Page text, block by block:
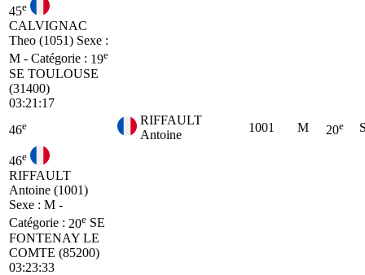
45e
CALVIGNAC
Theo (1051) Sexe :
M - Catégorie : 19e
SE TOULOUSE
(31400)
03:21:17
46e
RIFFAULT
Antoine
1001 M 20e
46e
RIFFAULT
Antoine (1001)
Sexe : M -
Catégorie : 20e SE
FONTENAY LE
COMTE (85200)
03:23:33